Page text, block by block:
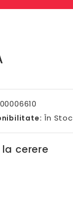
00006610
În Stoc
la cerere